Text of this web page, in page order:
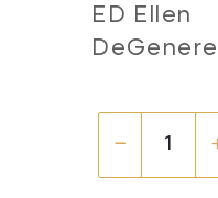
ED Ellen